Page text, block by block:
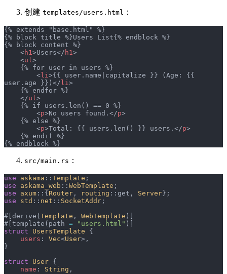
创建 templates/users.html ：
{% extends "base.html" %}
{% block title %}Users List{% endblock %}
{% block content %}
    <
h1>Users</ h1>
    <
ul>
    {% for user in users %}
        <
li>{{ user.name|capitalize }} (Age: {{
user.age }})</ li>
    {% endfor %}
    </
ul>
    {% if users.len() == 0 %}
        <
p>No users found.</p>
    {% else %}
        <
p>Total: {{ users.len() }} users.</p>
    {% endif %}
{% endblock %}
src/main.rs ：
use askama :: Template ;
use askama_web :: WebTemplate ;
use axum ::{ Router , routing ::get, Server };
use std :: net :: SocketAddr ;
#[derive( Template , WebTemplate )]
#[template(path = "users.html" )]
struct UsersTemplate {
    users
: Vec<User>,
}
struct User {
    name
: String ,